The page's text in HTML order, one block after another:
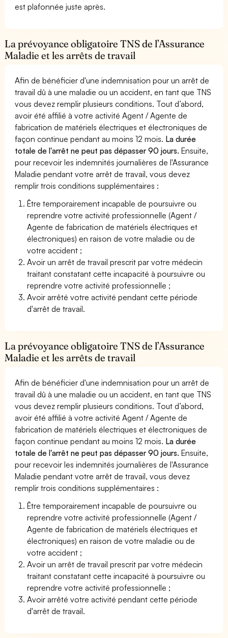
est plafonnée juste après.
La prévoyance obligatoire TNS de l’Assurance
Maladie et les arrêts de travail
Afin de bénéficier d'une indemnisation pour un arrêt de
travail dû à une maladie ou un accident, en tant que TNS
vous devez remplir plusieurs conditions. Tout d’abord,
avoir été affilié à votre activité Agent / Agente de
fabrication de matériels électriques et électroniques de
façon continue pendant au moins 12 mois. La durée
totale de l'arrêt ne peut pas dépasser 90 jours. Ensuite,
pour recevoir les indemnités journalières de l'Assurance
Maladie pendant votre arrêt de travail, vous devez
remplir trois conditions supplémentaires :
Être temporairement incapable de poursuivre ou
reprendre votre activité professionnelle (Agent /
Agente de fabrication de matériels électriques et
électroniques) en raison de votre maladie ou de
votre accident ;
Avoir un arrêt de travail prescrit par votre médecin
traitant constatant cette incapacité à poursuivre ou
reprendre votre activité professionnelle ;
Avoir arrêté votre activité pendant cette période
d'arrêt de travail.
La prévoyance obligatoire TNS de l’Assurance
Maladie et les arrêts de travail
Afin de bénéficier d'une indemnisation pour un arrêt de
travail dû à une maladie ou un accident, en tant que TNS
vous devez remplir plusieurs conditions. Tout d’abord,
avoir été affilié à votre activité Agent / Agente de
fabrication de matériels électriques et électroniques de
façon continue pendant au moins 12 mois. La durée
totale de l'arrêt ne peut pas dépasser 90 jours. Ensuite,
pour recevoir les indemnités journalières de l'Assurance
Maladie pendant votre arrêt de travail, vous devez
remplir trois conditions supplémentaires :
Être temporairement incapable de poursuivre ou
reprendre votre activité professionnelle (Agent /
Agente de fabrication de matériels électriques et
électroniques) en raison de votre maladie ou de
votre accident ;
Avoir un arrêt de travail prescrit par votre médecin
traitant constatant cette incapacité à poursuivre ou
reprendre votre activité professionnelle ;
Avoir arrêté votre activité pendant cette période
d'arrêt de travail.